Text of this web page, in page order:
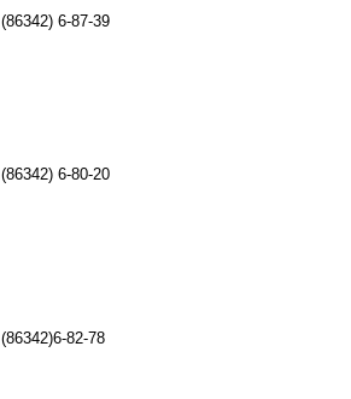
(86342) 6-87-39
(86342) 6-80-20
(86342)6-82-78